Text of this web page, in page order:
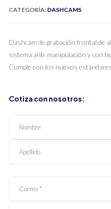
Dashcam de grabación frontal de
sistema anti-manipulación y con
Cumple con los nuevos
Cotiza con nosotros:
CATEGORÍA: DASHCAMS